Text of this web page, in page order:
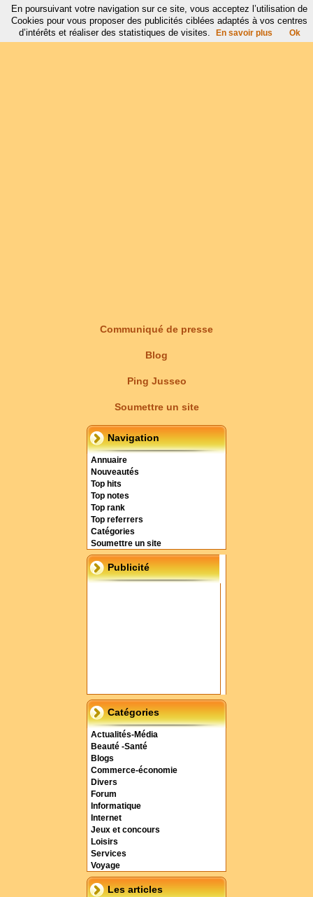
Communiqué de presse
Blog
Ping Jusseo
Soumettre un site
Navigation
Annuaire
Nouveautés
Top hits
Top notes
Top rank
Top referrers
Catégories
Soumettre un site
Publicité
Catégories
Actualités-Média
Beauté -Santé
Blogs
Commerce-économie
Divers
Forum
Informatique
Internet
Jeux et concours
Loisirs
Services
Voyage
Les articles
En poursuivant votre navigation sur ce site, vous acceptez l’utilisation de
Cookies pour vous proposer des publicités ciblées adaptés à vos centres
d’intérêts et réaliser des statistiques de visites.
En savoir plus Ok